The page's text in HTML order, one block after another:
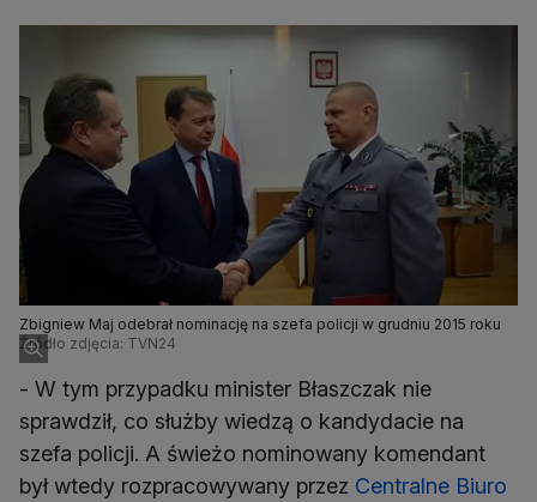
Zbigniew Maj odebrał nominację na szefa policji w grudniu 2015 roku
Źródło zdjęcia: TVN24
- W tym przypadku minister Błaszczak nie
sprawdził, co służby wiedzą o kandydacie na
szefa policji. A świeżo nominowany komendant
był wtedy rozpracowywany przez Centralne Biuro